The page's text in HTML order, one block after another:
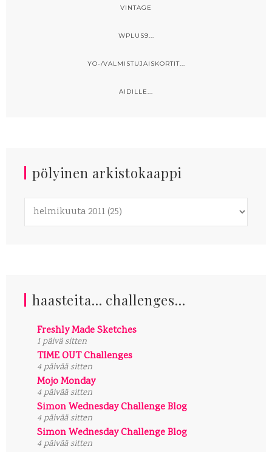
VINTAGE
WPLUS9...
YO-/VALMISTUJAISKORTIT...
ÄIDILLE...
pölyinen arkistokaappi
haasteita... challenges...
Freshly Made Sketches
1 päivä sitten
TIME OUT Challenges
4 päivää sitten
Mojo Monday
4 päivää sitten
Simon Wednesday Challenge Blog
4 päivää sitten
Simon Wednesday Challenge Blog
4 päivää sitten